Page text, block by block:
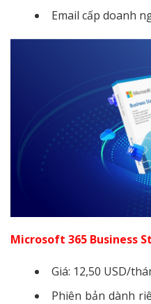
Email cấp doanh
Microsoft 365 Business
Giá: 12,50 USD/
Phiên bản dành